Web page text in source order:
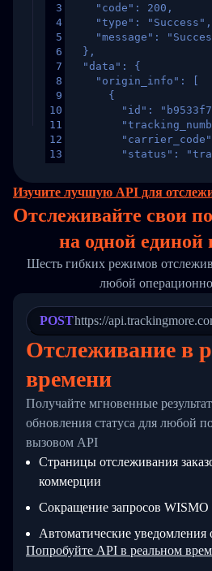
3
4
5
6
7
8
9
10
11
12
13
16
17
19
21
24
26
27
28
29
30
33
34
    "code": 200,
    "type": "Success",
"message":
  },
  "data": {
    "origin_info": [
      {
"id":
"status":
        "weblink": "",
        "trackinfo": [
          {
"Date":
          },
          {
"Date":
          }
        ]
  }
}
Изучите лучшую API для
Отслеживайте свои
на однойединой
Шесть гибких режимов
любой
POSThttps://
Отслеживание в
времени
Получайте мгновенные
обновления статуса для любой
вызовом API
Страницы отслеживания
коммерции
Сокращение запросов WISMO
Автоматические уведомления
Попробуйте API в реальном